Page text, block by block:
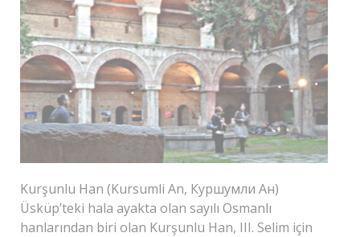
Kurşunlu Han (Kursumli An, Куршумли Ан)
Üsküp’teki hala ayakta olan sayılı Osmanlı
hanlarından biri olan Kurşunlu Han, III. Selim için